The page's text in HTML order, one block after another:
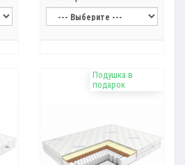
Подушка в
подарок